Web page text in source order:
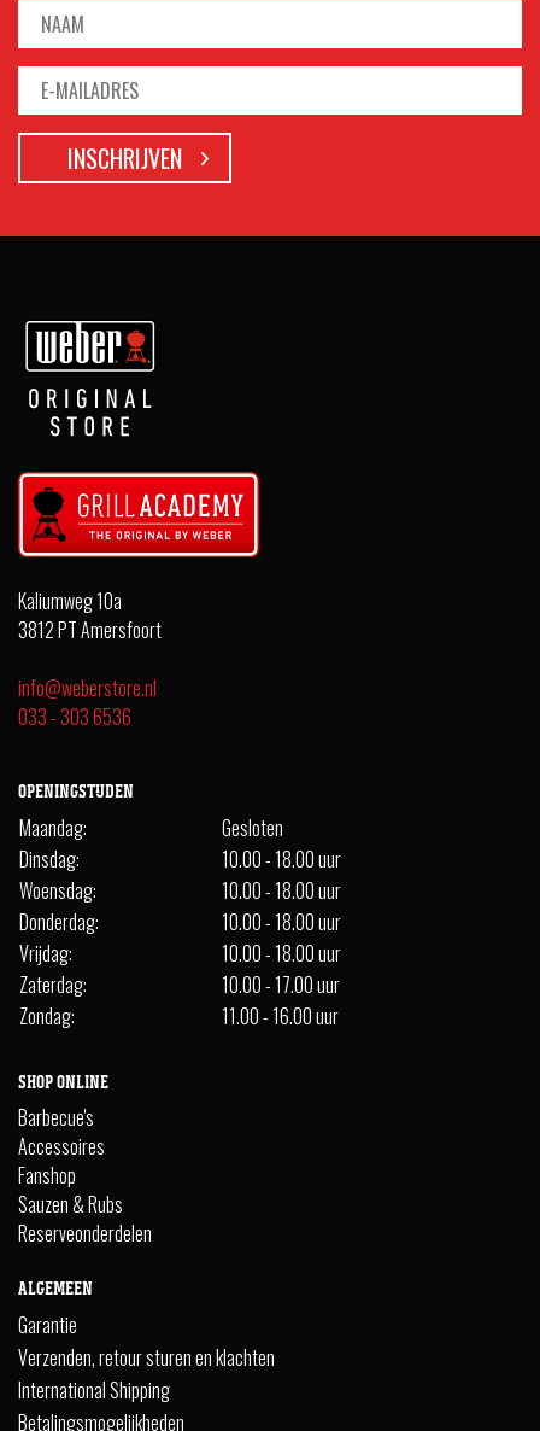
Kaliumweg 10a
3812 PT Amersfoort
info@weberstore.nl
033 - 303 6536
OPENINGSTIJDEN
Maandag:
Gesloten
Dinsdag:
10.00 - 18.00 uur
Woensdag:
10.00 - 18.00 uur
Donderdag:
10.00 - 18.00 uur
Vrijdag:
10.00 - 18.00 uur
Zaterdag:
10.00 - 17.00 uur
Zondag:
11.00 - 16.00 uur
SHOP ONLINE
Barbecue's
Accessoires
Fanshop
Sauzen & Rubs
Reserveonderdelen
ALGEMEEN
Garantie
Verzenden, retour sturen en klachten
International Shipping
Betalingsmogelijkheden